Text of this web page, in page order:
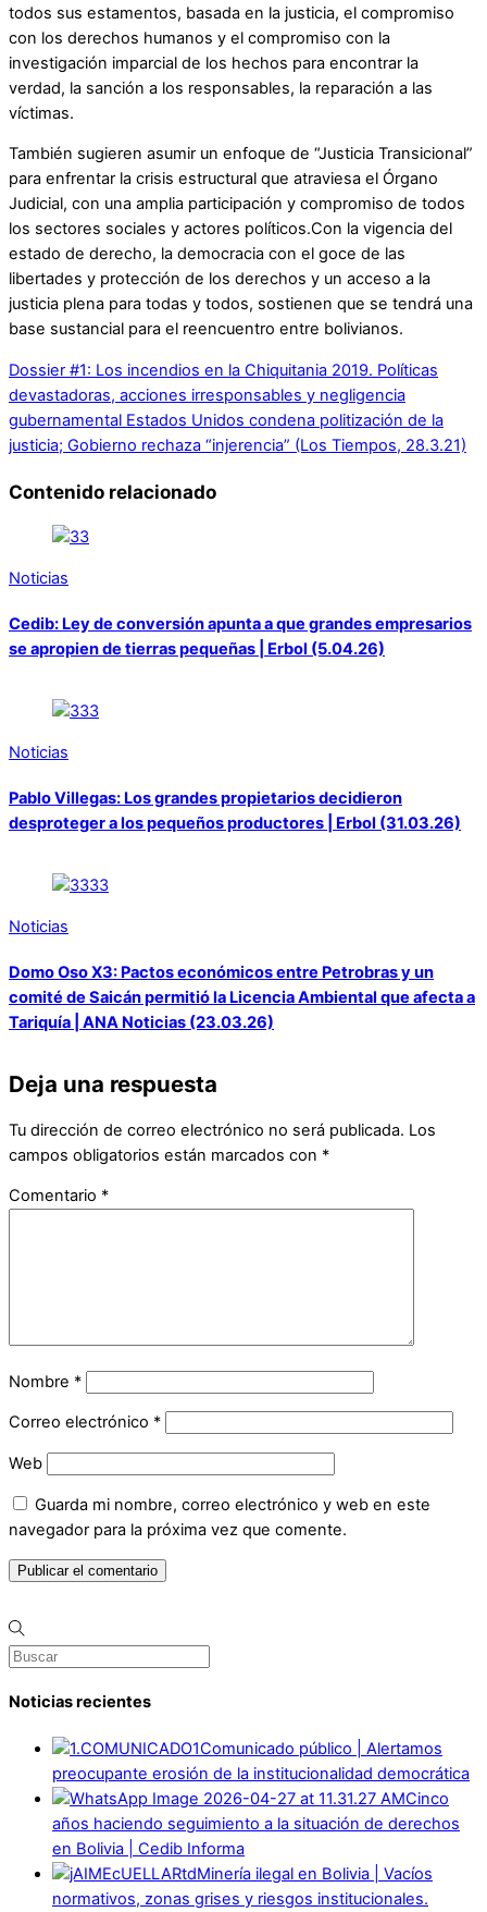
todos sus estamentos, basada en la justicia, el compromiso
con los derechos humanos y el compromiso con la
investigación imparcial de los hechos para encontrar la
verdad, la sanción a los responsables, la reparación a las
víctimas.
También sugieren asumir un enfoque de “Justicia Transicional”
para enfrentar la crisis estructural que atraviesa el Órgano
Judicial, con una amplia participación y compromiso de todos
los sectores sociales y actores políticos.Con la vigencia del
estado de derecho, la democracia con el goce de las
libertades y protección de los derechos y un acceso a la
justicia plena para todas y todos, sostienen que se tendrá una
base sustancial para el reencuentro entre bolivianos.
Dossier #1: Los incendios en la Chiquitania 2019. Políticas
devastadoras, acciones irresponsables y negligencia
gubernamental Estados Unidos condena politización de la
justicia; Gobierno rechaza “injerencia” (Los Tiempos, 28.3.21)
Contenido relacionado
Noticias
Cedib: Ley de conversión apunta a que grandes empresarios
se apropien de tierras pequeñas | Erbol (5.04.26)
Noticias
Pablo Villegas: Los grandes propietarios decidieron
desproteger a los pequeños productores | Erbol (31.03.26)
Noticias
Domo Oso X3: Pactos económicos entre Petrobras y un
comité de Saicán permitió la Licencia Ambiental que afecta a
Tariquía | ANA Noticias (23.03.26)
Deja una respuesta
Tu dirección de correo electrónico no será publicada. Los
campos obligatorios están marcados con *
Comentario *
Nombre *
Correo electrónico *
Web
Guarda mi nombre, correo electrónico y web en este
navegador para la próxima vez que comente.
Noticias recientes
Comunicado público | Alertamos
preocupante erosión de la institucionalidad democrática
Cinco
años haciendo seguimiento a la situación de derechos
en Bolivia | Cedib Informa
Minería ilegal en Bolivia | Vacíos
normativos, zonas grises y riesgos institucionales.